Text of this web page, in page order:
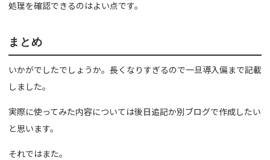
処理を確認できるのはよい点です。
まとめ
いかがでしたでしょうか。長くなりすぎるので一旦導入偏まで記載
しました。
実際に使ってみた内容については後日追記か別ブログで作成したい
と思います。
それではまた。